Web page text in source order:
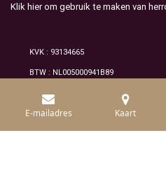
Klik hier om gebruik te maken van
KVK : 93134665
BTW : NL005000941B89
© 2026 Alle rechten voorbehouden /
E-mailadres Kaart